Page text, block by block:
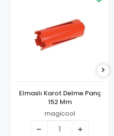
Elmaslı Karot Delme Panç
152 Mm
magicool